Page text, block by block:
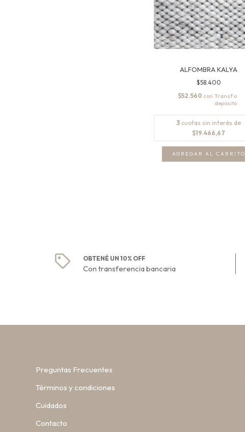
ALFOMBRA KALYA
$58.400
$52.560 con
3 cuotas sin interés de
$19.466,67
AGREGAR AL CARRITO
OBTENÉ UN 10% OFF
Con transferencia bancaria
Preguntas Frecuentes
Términos y condiciones
Cuidados
Contacto